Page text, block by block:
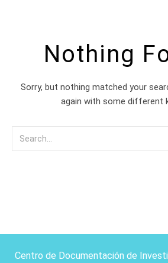
Nothing
Sorry, but nothing matched your
again with some different
Centro de Documentación de